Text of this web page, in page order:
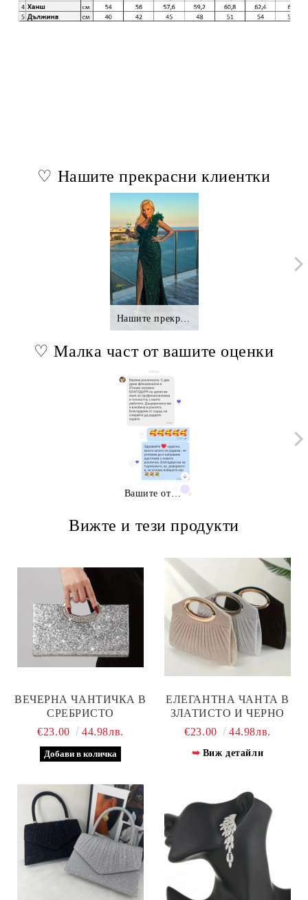
♡ Нашите прекрасни клиентки
Нашите прекрасни клиентки.,.
♡ Малка част от вашите оценки
Вашите отзиви
Вижте и тези продукти
ВЕЧЕРНА ЧАНТИЧКА В
СРЕБРИСТО
€23.00
44.98лв.
ЕЛЕГАНТНА ЧАНТА В
ЗЛАТИСТО И ЧЕРНО
€23.00
44.98лв.
Виж детайли